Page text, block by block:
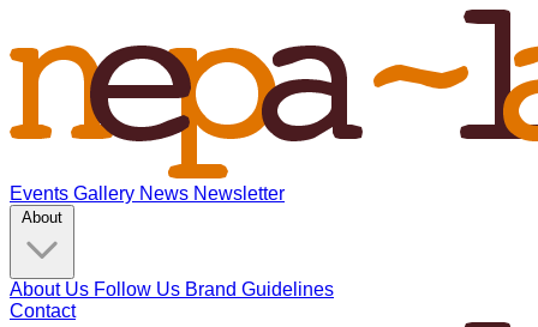
Events Gallery News Newsletter
About Us Follow Us Brand Guidelines
Contact